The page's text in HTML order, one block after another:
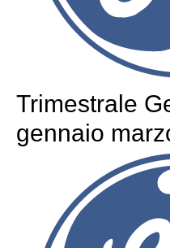
Trimestrale
gennaio